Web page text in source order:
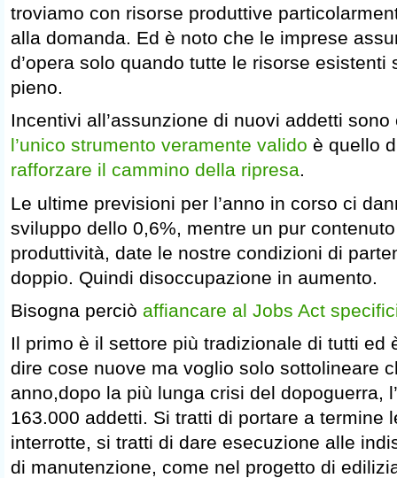
troviamo con risorse produttive
alla domanda. Ed è noto che le imprese
d’opera solo quando tutte le risorse esistenti
pieno.
Incentivi all’assunzione di nuovi addetti
l’unico strumento veramente valido è quello
rafforzare il cammino della ripresa.
Le ultime previsioni per l’anno in corso ci
sviluppo dello 0,6%, mentre un pur
produttività, date le nostre condizioni di
doppio. Quindi disoccupazione in aumento.
Bisogna perciò affiancare al Jobs Act
Il primo è il settore più tradizionale di tutti ed
dire cose nuove ma voglio solo sottolineare
anno,dopo la più lunga crisi del dopoguerra,
163.000 addetti. Si tratti di portare a termine
interrotte, si tratti di dare esecuzione alle
di manutenzione, come nel progetto di